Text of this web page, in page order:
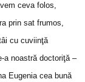
ceva folos,
prin sat frumos,
cu cuviinţă
a noastră doctoriţă –
Eugenia cea bună